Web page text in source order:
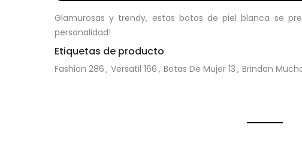
Glamurosas y trendy, estas botas de piel blanca se
personalidad!
Etiquetas de producto
Fashion 286 , Versatil 166 , Botas De Mujer 13 , Brindan